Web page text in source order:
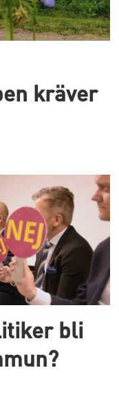
kräver
bli